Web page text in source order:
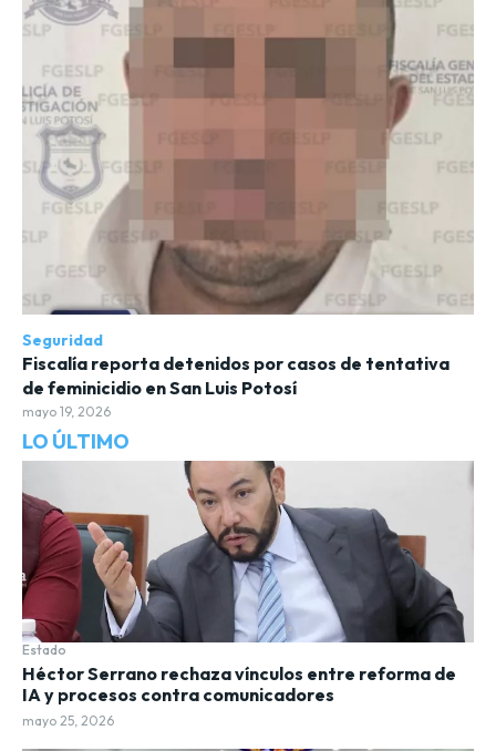
LO ÚLTIMO
Estado
Héctor Serrano rechaza vínculos entre reforma de
IA y procesos contra comunicadores
mayo 25, 2026
Seguridad
Fiscalía reporta detenidos por casos de tentativa
de feminicidio en San Luis Potosí
mayo 19, 2026